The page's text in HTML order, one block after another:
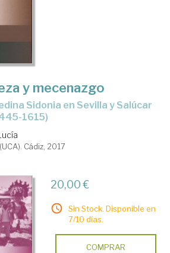
y mecenazgo
1615)
Cádiz, 2017
20,00 €
Sin Stock. Disponible en
7/10 días.
COMPRAR